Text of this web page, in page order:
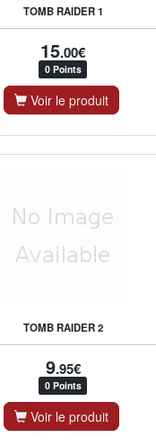
TOMB RAIDER 1
15.00€
0 Points
Voir le produit
TOMB RAIDER 2
9.95€
0 Points
Voir le produit